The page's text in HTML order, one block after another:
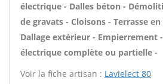
électrique - Dalles béton -
de gravats - Cloisons - Terrasse
Dallage extérieur - Empierrement
électrique complète ou partielle -
Voir la fiche artisan : Lavielect 80